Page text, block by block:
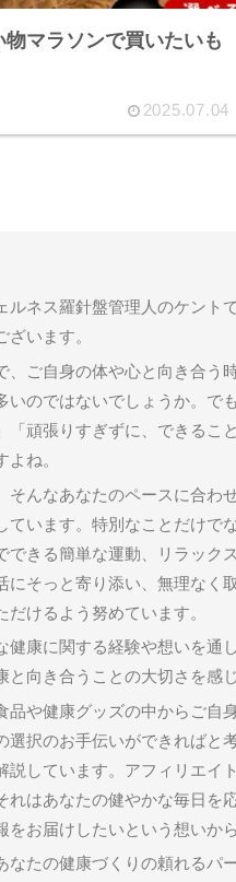
物マラソンで買いたいも
2025.07.04
ルネス羅針盤管理人のケント
ざいます。
、ご自身の体や心と向き合う
いのではないでしょうか。で
「頑張りすぎずに、できるこ
よね。
そんなあなたのペースに合わ
ています。特別なことだけで
できる簡単な運動、リラック
にそっと寄り添い、無理なく
だけるよう努めています。
健康に関する経験や想いを通
と向き合うことの大切さを感
品や健康グッズの中からご自
選択のお手伝いができればと
説しています。アフィリエイ
れはあなたの健やかな毎日を
をお届けしたいという想いから
なたの健康づくりの頼れるパ